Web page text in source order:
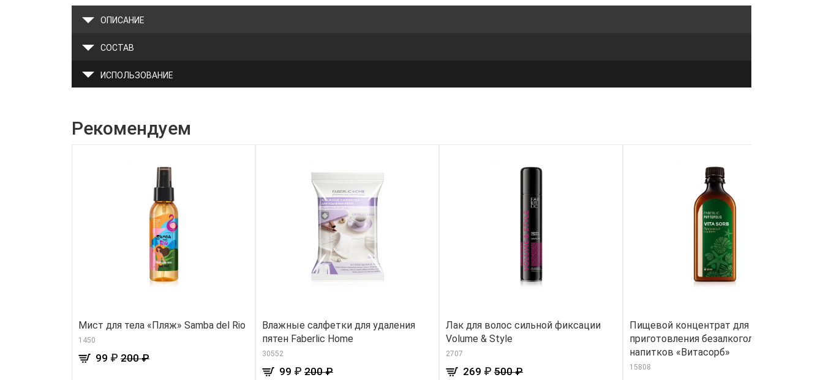
ОПИСАНИЕ
СОСТАВ
ИСПОЛЬЗОВАНИЕ
Рекомендуем
Мист для тела «Пляж» Samba del Rio
1450
99 ₽ 200 ₽
Влажные салфетки для удаления
пятен Faberlic Home
30552
99 ₽ 200 ₽
Лак для волос сильной фиксации
Volume & Style
2707
269 ₽ 500 ₽
Пищевой концентрат для
приготовления безалкогольных
напитков «Витасорб»
15808